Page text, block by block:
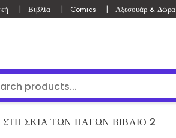
Βιβλία Comics Αξεσουάρ & Δώρα
ΣΤΗ ΣΚΙΑ ΤΩΝ ΠΑΓΩΝ ΒΙΒΛΙΟ 2